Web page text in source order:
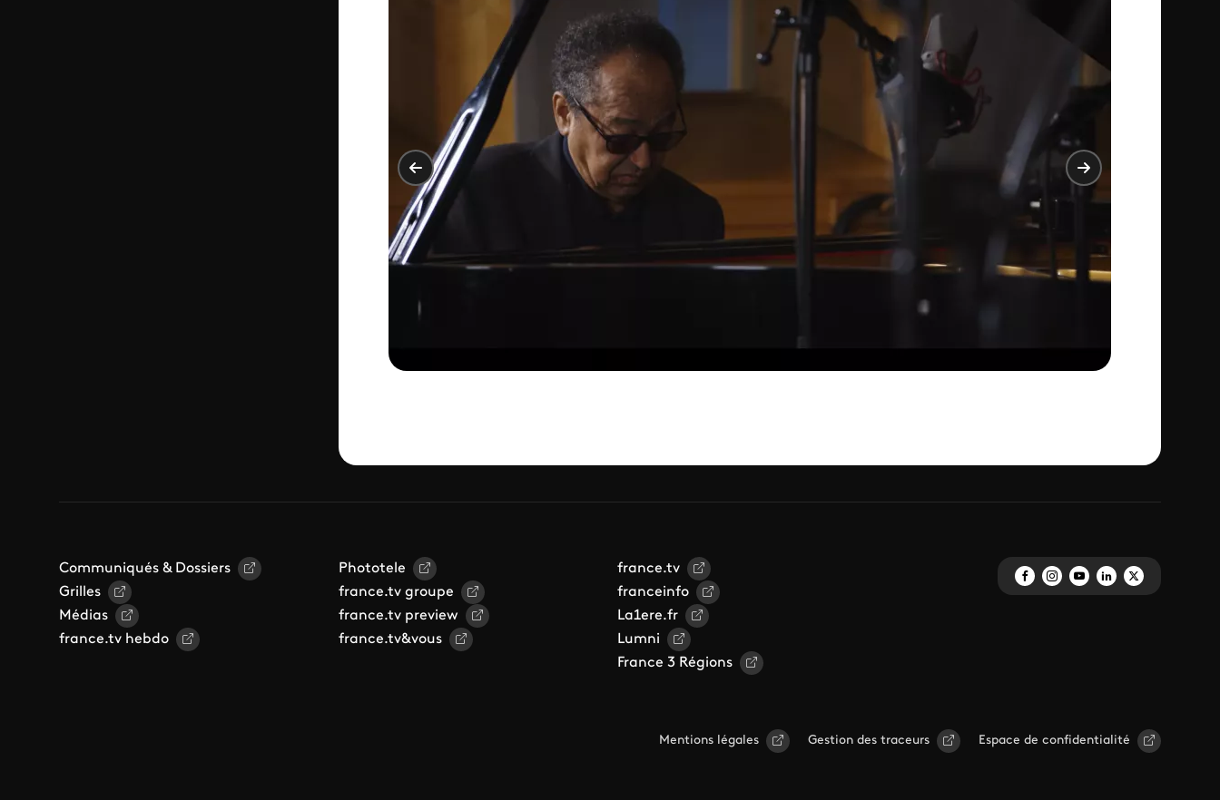
Communiqués & Dossiers
Grilles
Médias
france.tv hebdo
Phototele
france.tv groupe
france.tv preview
france.tv&vous
france.tv
franceinfo
La1ere.fr
Lumni
France 3 Régions
Mentions légales Gestion des traceurs Espace de confidentialité